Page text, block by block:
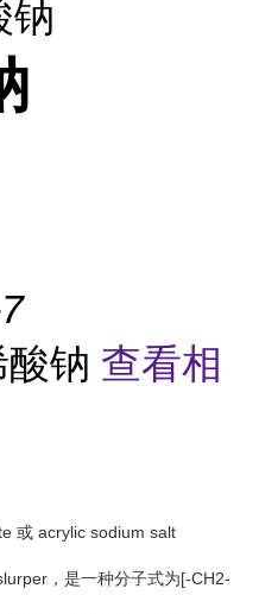
钠
钠 查看相
或 acrylic sodium salt
，是一种分子式为[-CH2-